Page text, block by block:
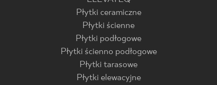
Płytki ceramiczne
Płytki ścienne
Płytki podłogowe
Płytki ścienno podłogowe
Płytki tarasowe
Płytki elewacyjne